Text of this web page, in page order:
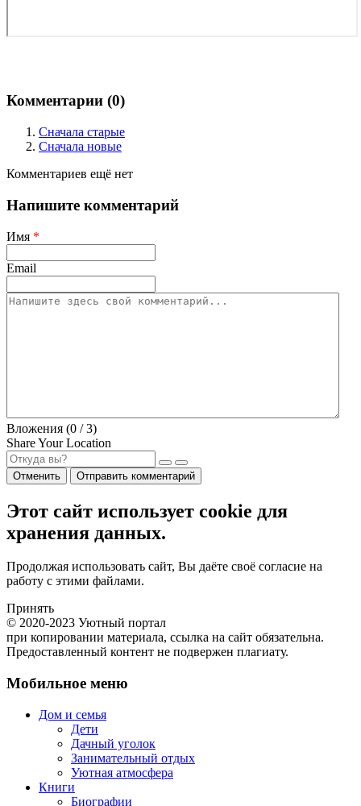
Комментарии (0)
Сначала старые
Сначала новые
Комментариев ещё нет
Напишите комментарий
Имя *
Email
Вложения (0 / 3)
Share Your Location
Отменить Отправить комментарий
Этот сайт использует cookie для
хранения данных.
Продолжая использовать сайт, Вы даёте своё согласие на
работу с этими файлами.
Принять
© 2020-2023 Уютный портал
при копировании материала, ссылка на сайт обязательна.
Предоставленный контент не подвержен плагиату.
Мобильное меню
Дом и семья
Дети
Дачный уголок
Занимательный отдых
Уютная атмосфера
Книги
Биографии